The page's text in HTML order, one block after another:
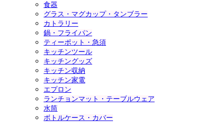
食器
グラス・マグカップ・タンブラー
カトラリー
鍋・フライパン
ティーポット・急須
キッチンツール
キッチングッズ
キッチン収納
キッチン家電
エプロン
ランチョンマット・テーブルウェア
水筒
ボトルケース・カバー